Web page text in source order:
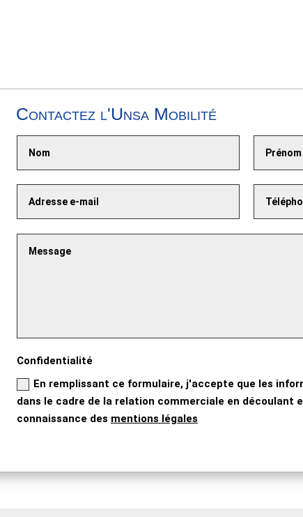
Contactez l'Unsa Mobilité
Confidentialité
En remplissant ce formulaire, j'accepte que les
dans le cadre de la relation commerciale en découlant
connaissance des mentions légales